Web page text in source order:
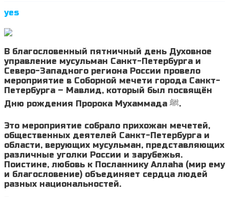
yes
В благословенный пятничный день Духовное
управление мусульман Санкт-Петербурга и
Северо-Западного региона России провело
мероприятие в Соборной мечети города Санкт-
Петербурга – Мавлид, который был посвящён
Дню рождения Пророка Мухаммада ﷺ.
Это мероприятие собрало прихожан мечетей,
общественных деятелей Санкт-Петербурга и
области, верующих мусульман, представляющих
различные уголки России и зарубежья.
Поистине, любовь к Посланнику Аллаhа (мир ему
и благословение) объединяет сердца людей
разных национальностей.